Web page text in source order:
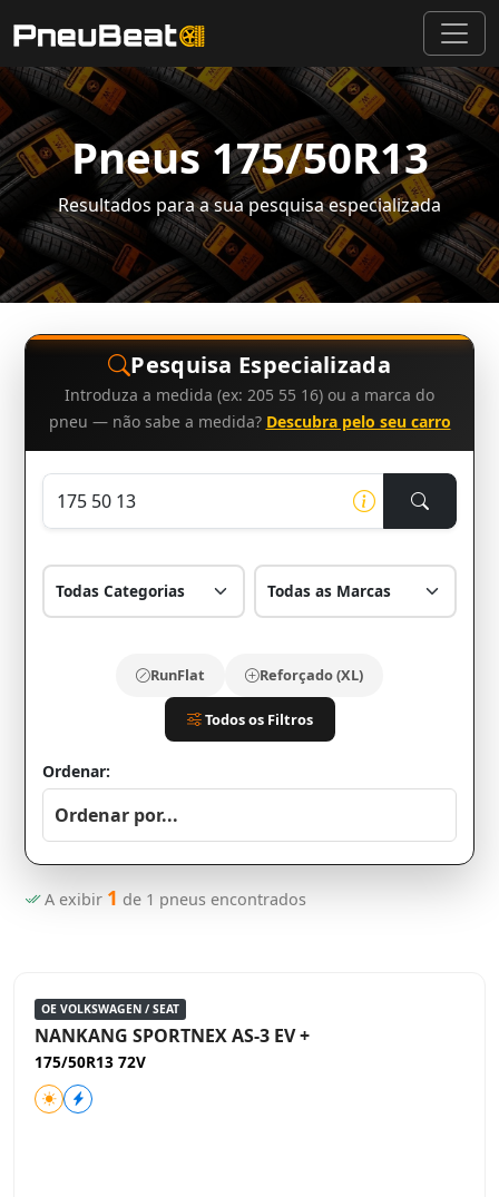
Pneus 175/50R13
Resultados para a sua pesquisa especializada
Pesquisa Especializada
Introduza a medida (ex: 205 55 16) ou a marca do
pneu — não sabe a medida? Descubra pelo seu carro
RunFlat Reforçado (XL)
Todos os Filtros
Ordenar:
A exibir 1 de 1 pneus encontrados
OE VOLKSWAGEN / SEAT
NANKANG SPORTNEX AS-3 EV +
175/50R13 72V